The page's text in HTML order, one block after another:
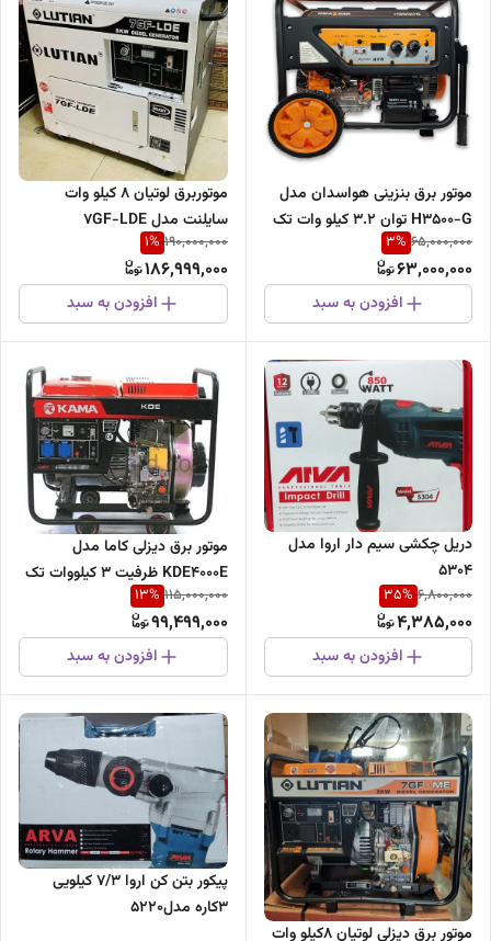
موتور برق بنزینی هواسدان مدل
H3500-G توان ۳.۲ کیلو وات تک
فاز
65,000,000
3%
63,000,000
افزودن به سبد
موتوربرق لوتیان 8 کیلو وات
سایلنت مدل 7GF-LDE
190,000,000
1%
186,999,000
افزودن به سبد
دریل چکشی سیم دار اروا مدل
5304
6,800,000
35%
4,385,000
افزودن به سبد
موتور برق دیزلی کاما مدل
KDE4000E ظرفیت ۳ کیلووات تک
فاز
115,000,000
13%
99,499,000
افزودن به سبد
موتور برق دیزلی لوتیان 8کیلو وات
پیکور بتن کن اروا ۷/۳ کیلویی
۳کاره مدل۵۲۲۰